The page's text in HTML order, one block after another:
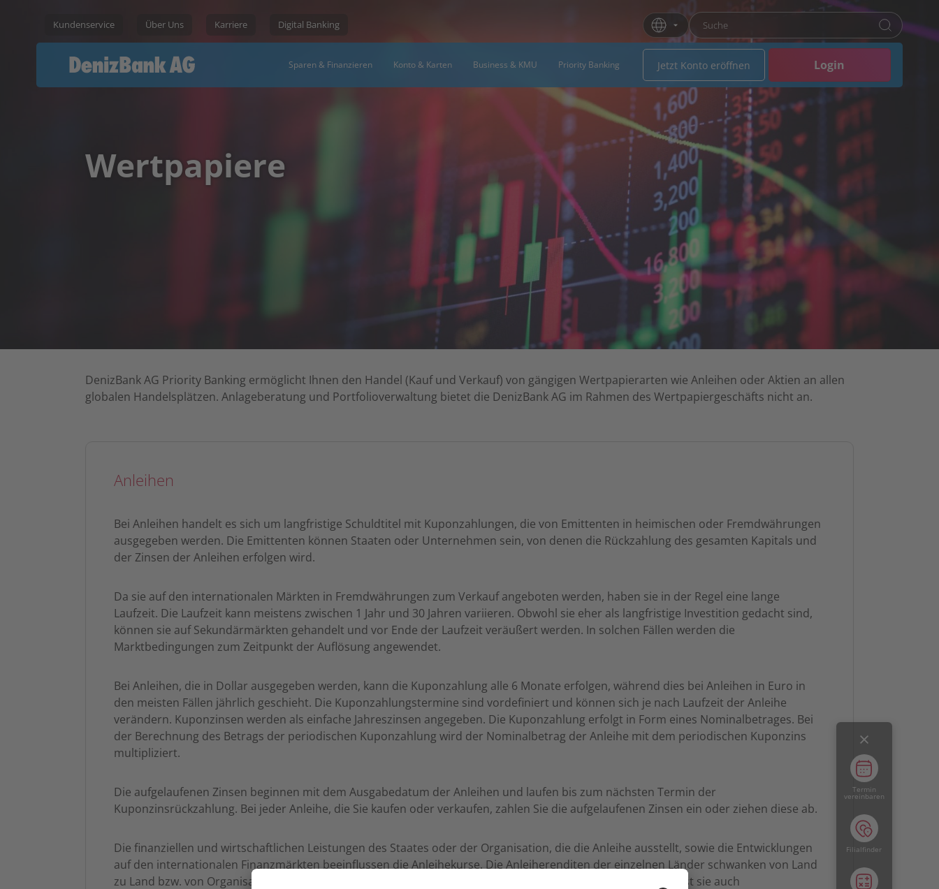
Kundenservice Über Uns Karriere Digital Banking
Suchbegriff eingeben
Drücken Sie die Eingabetaste oder klicken Sie
Sparen & Finanzieren Konto & Karten Business & KMU Priority Banking Jetzt Konto eröffnen Login
Wertpapiere
DenizBank AG Priority Banking ermöglicht Ihnen den Handel (Kauf und Verkauf) von gängigen Wertpapierarten wie Anleihen oder Aktien an allen
globalen Handelsplätzen. Anlageberatung und Portfolioverwaltung bietet die DenizBank AG im Rahmen des Wertpapiergeschäfts nicht an.
Anleihen
Bei Anleihen handelt es sich um langfristige Schuldtitel mit Kuponzahlungen, die von Emittenten in heimischen oder Fremdwährungen
ausgegeben werden. Die Emittenten können Staaten oder Unternehmen sein, von denen die Rückzahlung des gesamten Kapitals und
der Zinsen der Anleihen erfolgen wird.
Da sie auf den internationalen Märkten in Fremdwährungen zum Verkauf angeboten werden, haben sie in der Regel eine lange
Laufzeit. Die Laufzeit kann meistens zwischen 1 Jahr und 30 Jahren variieren. Obwohl sie eher als langfristige Investition gedacht sind,
können sie auf Sekundärmärkten gehandelt und vor Ende der Laufzeit veräußert werden. In solchen Fällen werden die
Marktbedingungen zum Zeitpunkt der Auflösung angewendet.
Bei Anleihen, die in Dollar ausgegeben werden, kann die Kuponzahlung alle 6 Monate erfolgen, während dies bei Anleihen in Euro in
den meisten Fällen jährlich geschieht. Die Kuponzahlungstermine sind vordefiniert und können sich je nach Laufzeit der Anleihe
verändern. Kuponzinsen werden als einfache Jahreszinsen angegeben. Die Kuponzahlung erfolgt in Form eines Nominalbetrages. Bei
der Berechnung des Betrags der periodischen Kuponzahlung wird der Nominalbetrag der Anleihe mit dem periodischen Kuponzins
multipliziert.
Die aufgelaufenen Zinsen beginnen mit dem Ausgabedatum der Anleihen und laufen bis zum nächsten Termin der
Kuponzinsrückzahlung. Bei jeder Anleihe, die Sie kaufen oder verkaufen, zahlen Sie die aufgelaufenen Zinsen ein oder ziehen diese ab.
Die finanziellen und wirtschaftlichen Leistungen des Staates oder der Organisation, die die Anleihe ausstellt, sowie die Entwicklungen
auf den internationalen Finanzmärkten beeinflussen die Anleihekurse. Die Anleiherenditen der einzelnen Länder schwanken von Land
zu Land bzw. von Organisation zu Organisation. Da die Anleihe auf internationalen Märkten gehandelt wird, ist sie auch
Termin
vereinbaren
Filialfinder